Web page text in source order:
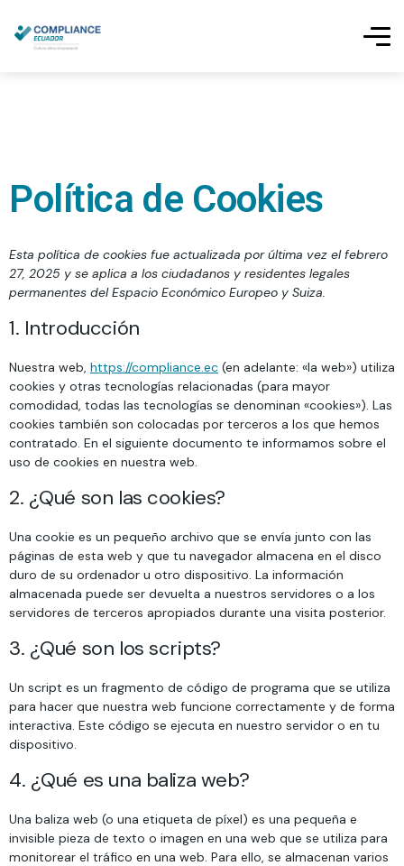
Política de Cookies
Esta política de cookies fue actualizada por última vez el febrero
27, 2025 y se aplica a los ciudadanos y residentes legales
permanentes del Espacio Económico Europeo y Suiza.
1. Introducción
Nuestra web, https://compliance.ec (en adelante: «la web») utiliza
cookies y otras tecnologías relacionadas (para mayor
comodidad, todas las tecnologías se denominan «cookies»). Las
cookies también son colocadas por terceros a los que hemos
contratado. En el siguiente documento te informamos sobre el
uso de cookies en nuestra web.
2. ¿Qué son las cookies?
Una cookie es un pequeño archivo que se envía junto con las
páginas de esta web y que tu navegador almacena en el disco
duro de su ordenador u otro dispositivo. La información
almacenada puede ser devuelta a nuestros servidores o a los
servidores de terceros apropiados durante una visita posterior.
3. ¿Qué son los scripts?
Un script es un fragmento de código de programa que se utiliza
para hacer que nuestra web funcione correctamente y de forma
interactiva. Este código se ejecuta en nuestro servidor o en tu
dispositivo.
4. ¿Qué es una baliza web?
Una baliza web (o una etiqueta de píxel) es una pequeña e
invisible pieza de texto o imagen en una web que se utiliza para
monitorear el tráfico en una web. Para ello, se almacenan varios